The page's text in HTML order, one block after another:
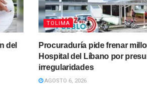
del
TOLIMA
Procuraduría pide frenar
Hospital del Líbano por
irregularidades
AGOSTO 6, 2026